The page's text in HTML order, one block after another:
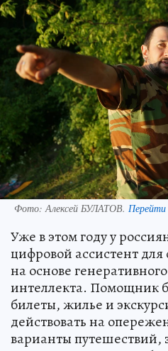
Фото:Алексей БУЛАТОВ.
Уже в этом году у
цифровой ассистент
на основе
интеллекта. Помощник
билеты, жилье и
действовать на
варианты путешествий,